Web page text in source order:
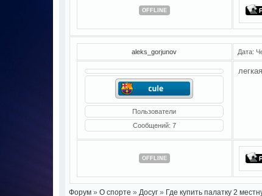
OFFLINE
aleks_gorjunov Дата:
Пользователи
Сообщений: 7
OFFLINE
Форум » О спорте » Досуг » Где купить палатку 2